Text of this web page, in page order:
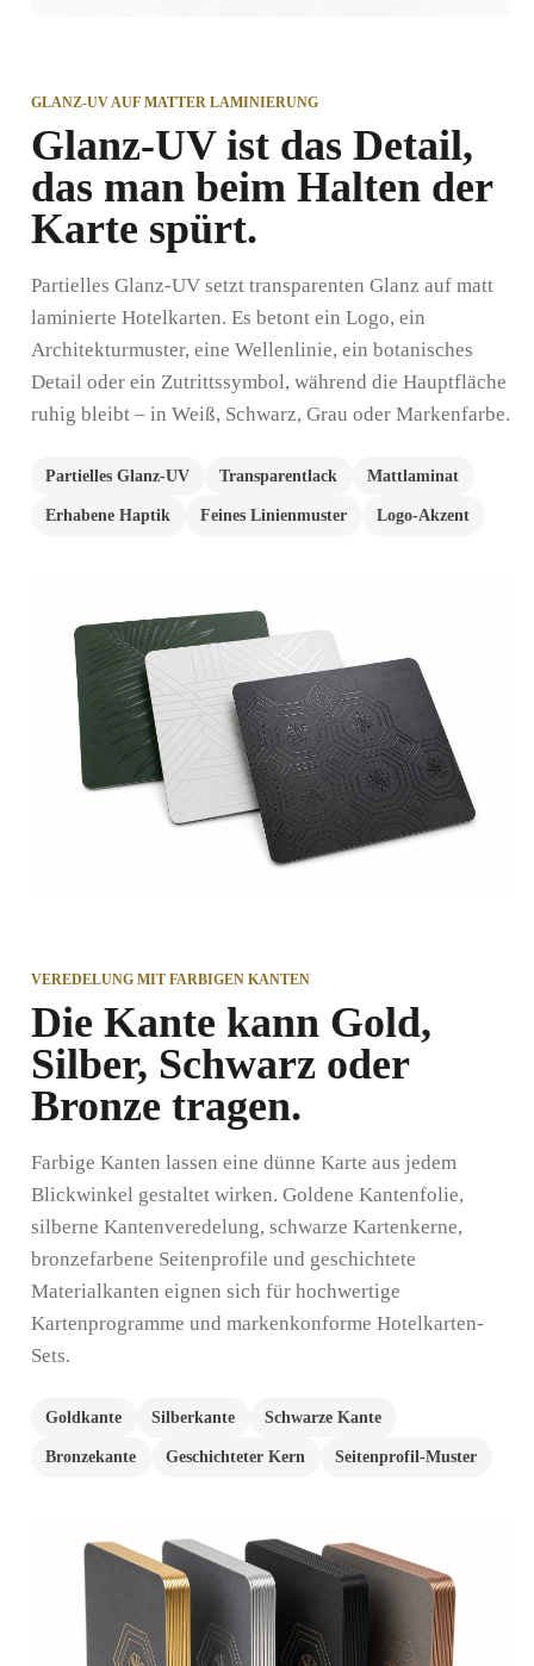
GLANZ-UV AUF MATTER LAMINIERUNG
Glanz-UV ist das Detail,
das man beim Halten der
Karte spürt.
Partielles Glanz-UV setzt transparenten Glanz auf matt
laminierte Hotelkarten. Es betont ein Logo, ein
Architekturmuster, eine Wellenlinie, ein botanisches
Detail oder ein Zutrittssymbol, während die Hauptfläche
ruhig bleibt – in Weiß, Schwarz, Grau oder Markenfarbe.
Partielles Glanz-UV Transparentlack Mattlaminat
Erhabene Haptik Feines Linienmuster Logo-Akzent
VEREDELUNG MIT FARBIGEN KANTEN
Die Kante kann Gold,
Silber, Schwarz oder
Bronze tragen.
Farbige Kanten lassen eine dünne Karte aus jedem
Blickwinkel gestaltet wirken. Goldene Kantenfolie,
silberne Kantenveredelung, schwarze Kartenkerne,
bronzefarbene Seitenprofile und geschichtete
Materialkanten eignen sich für hochwertige
Kartenprogramme und markenkonforme Hotelkarten-
Sets.
Goldkante Silberkante Schwarze Kante
Bronzekante Geschichteter Kern Seitenprofil-Muster